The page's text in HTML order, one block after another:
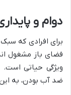
دوام و
برای افرادی که
فضای باز مشغول
ضد آب بودن، به